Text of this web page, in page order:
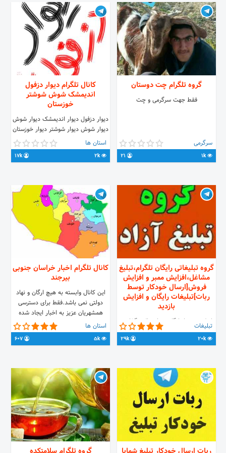
گروه تلگرام چت دوستان
فقط جهت سرگرمی و چت
سرگرمی
1k
کانال تلگرام دیوار دزفول
اندیمشک شوش شوشتر
خوزستان
دیوار دزفول دیوار اندیمشک دیوار شوش
دیوار شوش دیوار شوشتر دیوار خوزستان
درج آگهی رایگان خوزستان درج آگهی
رایگان دزفول درج آگهی رایگان
اندیمشک درج آگهی رایگان شوش درج
استان ها
2k
17k
گروه تبلیغاتی رایگان تلگرام،تبلیغ
مشاغل،افزایش ممبر و افزایش
فروش[ارسال خودکار توسط
ربات]تبلیغات رایگان و افزایش
بازدید
لینک خود را رایگان به اشتراک بگذارید
✅تبلیغات آزاد 🚫رگباری 🚫مزاحمتpv
🔞غیراخلاقی 🚫گروه #تبلیغات
لینک🔻https://t.me/joinchat/lDg-
vf2A8SUwMDFk آیدی مدیر👈
@bazcczar
تبلیغات
20k
29k
کانال تلگرام اخبار خراسان جنوبی
بیرجند
این کانال وابسته به هیچ ارگان و نهاد
دولتی نمی باشد.فقط برای دسترسی
همشهریان عزیز به اخبار ایجاد شده
است. لینک گروه بیرجند
joinchat/B1_xLxYvCEj8BhWRrlU38A
استان ها
5k